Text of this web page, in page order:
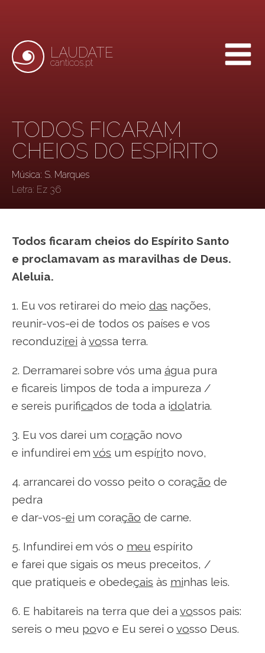
LAUDATE
canticos.pt
TODOS FICARAM
CHEIOS DO ESPÍRITO
Música: S. Marques
Letra: Ez 36
Todos ficaram cheios do Espírito Santo
e proclamavam as maravilhas de Deus.
Aleluia.
1. Eu vos retirarei do meio das nações,
reunir-vos-ei de todos os países e vos
reconduzirei à vossa terra.
2. Derramarei sobre vós uma água pura
e ficareis limpos de toda a impureza /
e sereis purificados de toda a idolatria.
3. Eu vos darei um coração novo
e infundirei em vós um espírito novo,
4. arrancarei do vosso peito o coração de
pedra
e dar-vos-ei um coração de carne.
5. Infundirei em vós o meu espírito
e farei que sigais os meus preceitos, /
que pratiqueis e obedeçais às minhas leis.
6. E habitareis na terra que dei a vossos pais:
sereis o meu povo e Eu serei o vosso Deus.